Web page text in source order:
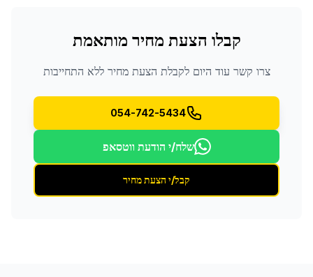
קבלו הצעת מחיר מותאמת
צרו קשר עוד היום לקבלת הצעת מחיר ללא התחייבות
054-742-5434
שלח/י הודעת ווטסאפ
קבל/י הצעת מחיר